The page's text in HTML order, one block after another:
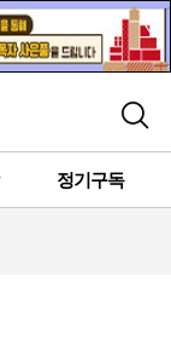
검색
정기구독